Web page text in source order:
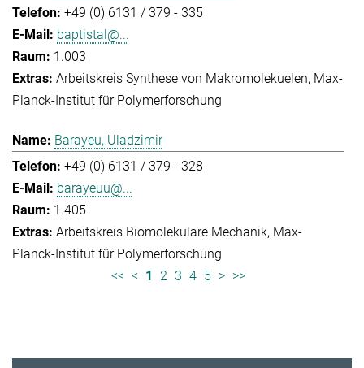
+49 (0) 6131 / 379 - 335
baptistal@...
1.003
Arbeitskreis Synthese von Makromolekuelen Max-
Planck-Institut für Polymerforschung
Barayeu, Uladzimir
+49 (0) 6131 / 379 - 328
barayeuu@...
1.405
Arbeitskreis Biomolekulare Mechanik Max-
Planck-Institut für Polymerforschung
<< < 1 2 3 4 5 > >>